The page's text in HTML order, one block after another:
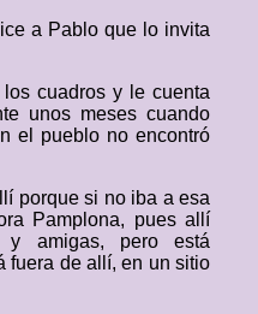
a Pablo que lo invita
cuadros y le cuenta
unos meses cuando
el pueblo no encontró
porque si no iba a esa
Pamplona, pues allí
amigas, pero está
fuera de allí, en un sitio